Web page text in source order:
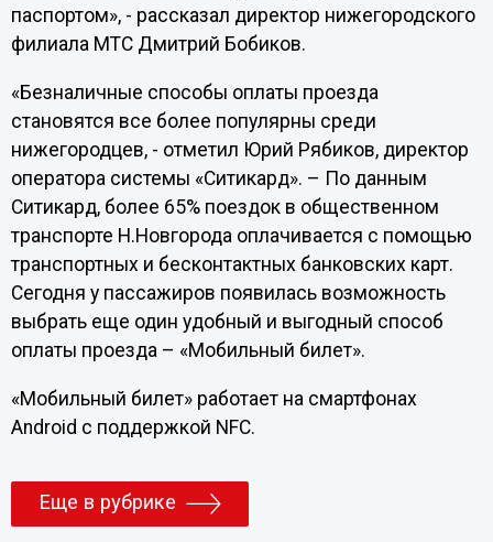
паспортом», - рассказал директор нижегородского
филиала МТС Дмитрий Бобиков.
«Безналичные способы оплаты проезда
становятся все более популярны среди
нижегородцев, - отметил Юрий Рябиков, директор
оператора системы «Ситикард». – По данным
Ситикард, более 65% поездок в общественном
транспорте Н.Новгорода оплачивается с помощью
транспортных и бесконтактных банковских карт.
Сегодня у пассажиров появилась возможность
выбрать еще один удобный и выгодный способ
оплаты проезда – «Мобильный билет».
«Мобильный билет» работает на смартфонах
Android с поддержкой NFC.
Еще в рубрике